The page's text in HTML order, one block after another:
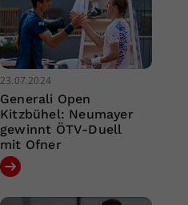
23.07.2024
Generali Open
Kitzbühel: Neumayer
gewinnt ÖTV-Duell
mit Ofner